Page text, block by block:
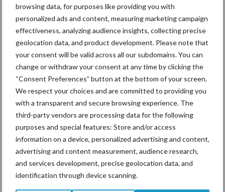
browsing data, for purposes like providing you with
personalized ads and content, measuring marketing campaign
effectiveness, analyzing audience insights, collecting precise
geolocation data, and product development. Please note that
your consent will be valid across all our subdomains. You can
change or withdraw your consent at any time by clicking the
“Consent Preferences” button at the bottom of your screen.
We respect your choices and are committed to providing you
with a transparent and secure browsing experience. The
third-party vendors are processing data for the following
purposes and special features: Store and/or access
information on a device, personalized advertising and content,
advertising and content measurement, audience research,
and services development, precise geolocation data, and
identification through device scanning.
met behulp van een gatenpatroon met borgpennen voor
verschillende werkbreedten. Bij LINER 2600 wordt de gewenste
werkbreedte ingesteld door bouten los te draaien.
ACTIVE FLOAT voor LINER 2900 en
2800
ACTIVE FLOAT ontlasting voor de rotoren is een exclusief
kenmerk voor modellen LINER 2900 BUSINESS en LINER 2800
BUSINESS. De werking daarvan komt overeen met een
gelijksoortige ontlasting van DISCO CONTOUR schijfmaaiers.
ACTIVE FLOAT wordt heel eenvoudig direct op de machine
ingesteld, waarbij de druk van het hydraulisch circuit op een